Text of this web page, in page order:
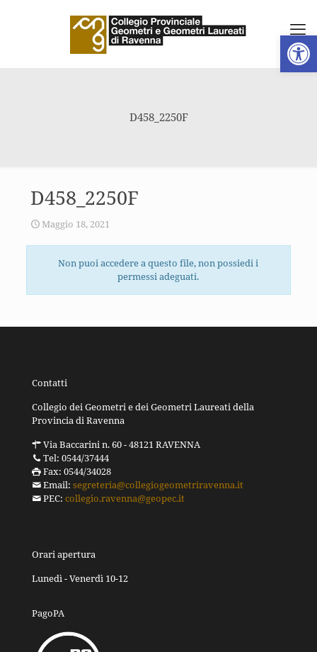
Apri
D458_2250F
D458_2250F
Maggio 18, 2021
Non puoi accedere a questo file, non possiedi i
permessi adeguati.
Contatti
Collegio dei Geometri e dei Geometri Laureati della
Provincia di Ravenna
Via Baccarini n. 60 - 48121 RAVENNA
Tel: 0544/37444
Fax: 0544/34028
Email: segreteria@collegiogeometriravenna.it
PEC: collegio.ravenna@geopec.it
Orari apertura
Lunedì - Venerdì 10-12
PagoPA